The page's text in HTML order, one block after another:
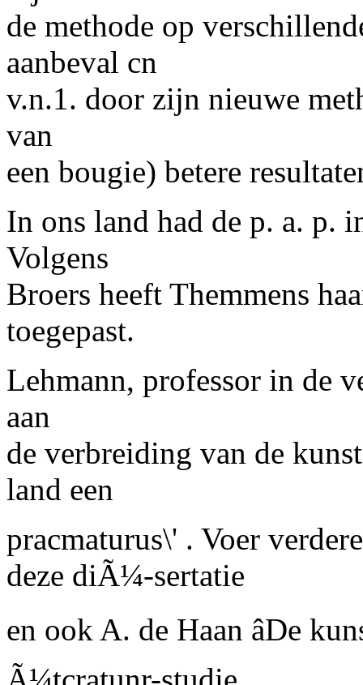
de methode op
aanbeval cn
v.n.1. door zijn nieuwe
van
een bougie) betere
In ons land had de p. a. p.
Volgens
Broers heeft Themmens
toegepast.
Lehmann, professor in de
aan
de verbreiding van de
land een
pracmaturus\' . Voer
deze diÃ¼-sertatie
en ook A. de Haan âDe